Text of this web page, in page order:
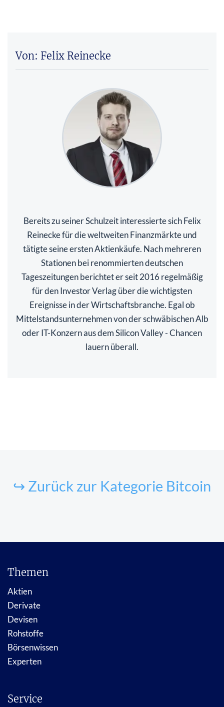
Von: Felix Reinecke
Bereits zu seiner Schulzeit interessierte sich Felix
Reinecke für die weltweiten Finanzmärkte und
tätigte seine ersten Aktienkäufe. Nach mehreren
Stationen bei renommierten deutschen
Tageszeitungen berichtet er seit 2016 regelmäßig
für den Investor Verlag über die wichtigsten
Ereignisse in der Wirtschaftsbranche. Egal ob
Mittelstandsunternehmen von der schwäbischen Alb
oder IT-Konzern aus dem Silicon Valley - Chancen
lauern überall.
↪ Zurück zur Kategorie Bitcoin
Themen
Aktien
Derivate
Devisen
Rohstoffe
Börsenwissen
Experten
Service